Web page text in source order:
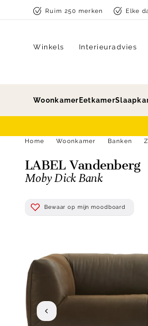
Skip to contentRuim 250 merken Elke
Winkels Interieuradvies
Woonkamer Eetkamer
Home
Woonkamer Banken
LABEL Vandenberg
Moby Dick Bank
Bewaar op mijn moodboard